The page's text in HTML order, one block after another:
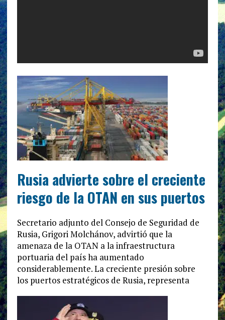
Rusia advierte sobre el creciente
riesgo de la OTAN en sus puertos
Secretario adjunto del Consejo de Seguridad de
Rusia, Grigori Molchánov, advirtió que la
amenaza de la OTAN a la infraestructura
portuaria del país ha aumentado
considerablemente. La creciente presión sobre
los puertos estratégicos de Rusia, representa